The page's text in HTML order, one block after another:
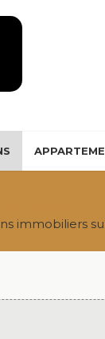
immobiliers